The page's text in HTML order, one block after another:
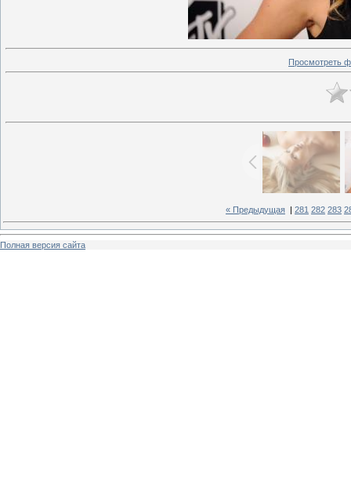
Просмотреть
« Предыдущая 281 282 283
Полная версия сайта